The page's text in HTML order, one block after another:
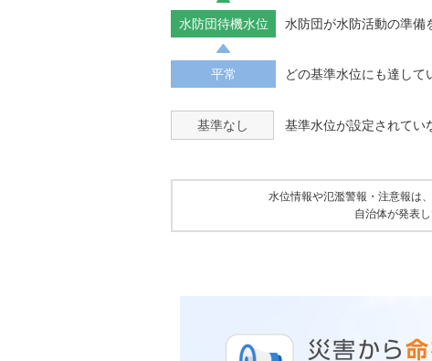
水防団待機水位 水防団が水防活動の準備
平常 どの基準水位にも達して
基準なし 基準水位が設定されてい
水位情報や氾濫警報・注意報は、
自治体が発表